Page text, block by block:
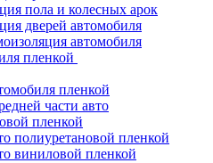
пола и колесных арок
дверей автомобиля
автомобиля
пленкой
пленкой
части авто
пленкой
полиуретановой пленкой
виниловой пленкой